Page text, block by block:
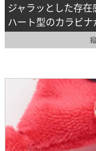
ジャラッとした存在
ハート型のカラビナ